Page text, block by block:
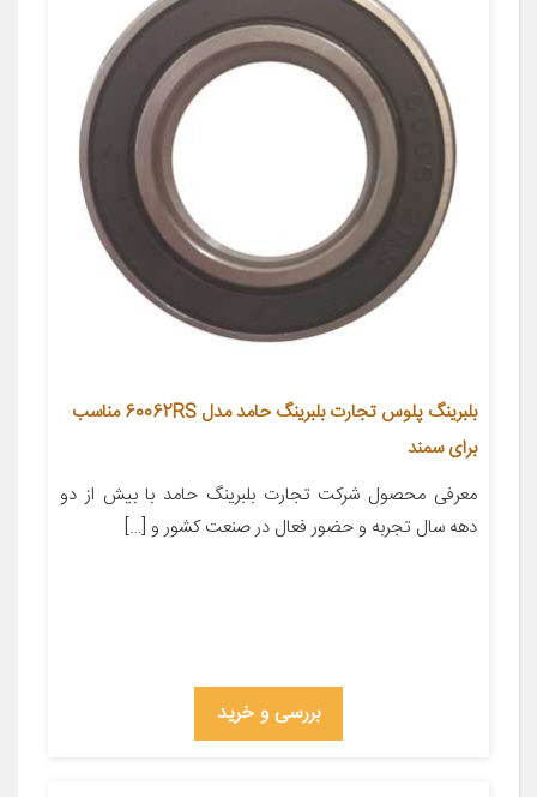
بلبرینگ پلوس تجارت بلبرینگ حامد مدل 60062RS مناسب
برای سمند
معرفی محصول شرکت تجارت بلبرینگ حامد با بیش از دو
دهه سال تجربه و حضور فعال در صنعت کشور و […]
بررسی و خرید